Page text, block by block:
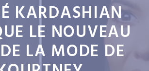
KARDASHIAN
LE NOUVEAU
LA MODE DE